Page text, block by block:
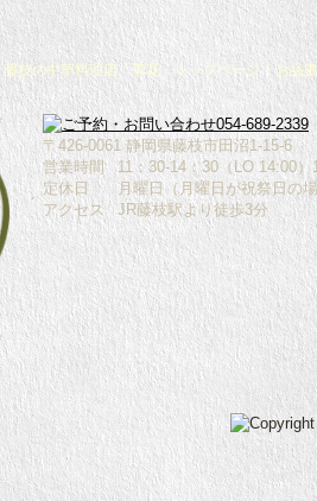
藤枝の中華料理店「華花」トップページ お品
〒426-0061 静岡県藤枝市田沼1-15-6
営業時間
11：30-14：30（LO 14:00
定休日
月曜日（月曜日が祝祭日の
アクセス
JR藤枝駅より徒歩3分